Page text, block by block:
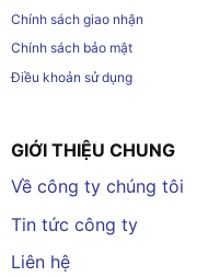
Chính sách giao nhận
Chính sách bảo mật
Điều khoản sử dụng
GIỚI THIỆU CHUNG
Về công ty chúng tôi
Tin tức công ty
Liên hệ